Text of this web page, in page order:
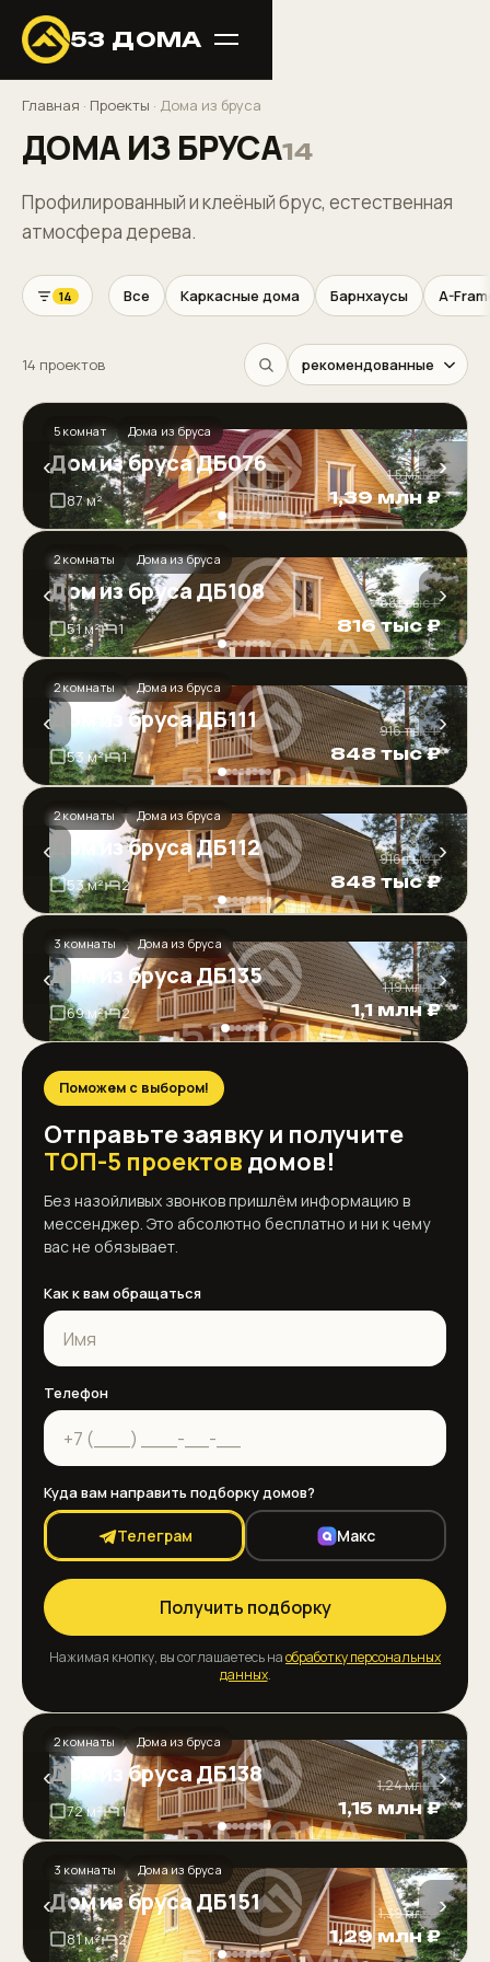
53 ДОМА
Главная · Проекты · Дома из бруса
ДОМА ИЗ БРУСА14
Профилированный и клеёный брус, естественная
атмосфера дерева.
14 Все Каркасные дома Барнхаусы A-
14 проектов
‹ ›
5 комнат Дома из бруса
Дом из бруса ДБ076
87 м²
1,5 млн ₽
1,39 млн ₽
‹ ›
2 комнаты Дома из бруса
Дом из бруса ДБ108
51 м² 1
881 тыс ₽
816 тыс ₽
‹ ›
2 комнаты Дома из бруса
Дом из бруса ДБ111
53 м² 1
916 тыс ₽
848 тыс ₽
‹ ›
2 комнаты Дома из бруса
Дом из бруса ДБ112
53 м² 2
916 тыс ₽
848 тыс ₽
‹ ›
3 комнаты Дома из бруса
Дом из бруса ДБ135
69 м² 2
1,19 млн ₽
1,1 млн ₽
Поможем с выбором!
Отправьте заявку и получите
ТОП-5 проектов домов!
Без назойливых звонков пришлём информацию в
мессенджер. Это абсолютно бесплатно и ни к чему
вас не обязывает.
Как к вам обращаться
Телефон
Куда вам направить подборку домов?
Телеграм Макс
Получить подборку
Нажимая кнопку, вы соглашаетесь наобработку персональных
данных.
‹ ›
2 комнаты Дома из бруса
Дом из бруса ДБ138
72 м² 1
1,24 млн ₽
1,15 млн ₽
‹ ›
3 комнаты Дома из бруса
Дом из бруса ДБ151
81 м² 2
1,39 млн ₽
1,29 млн ₽